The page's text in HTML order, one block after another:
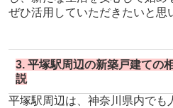
ぜひ活用していただきたいと思
3. 平塚駅周辺の新築戸建ての
説
平塚駅周辺は、神奈川県内でも